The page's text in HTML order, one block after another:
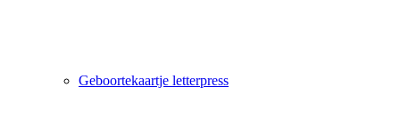
Geboortekaartje letterpress